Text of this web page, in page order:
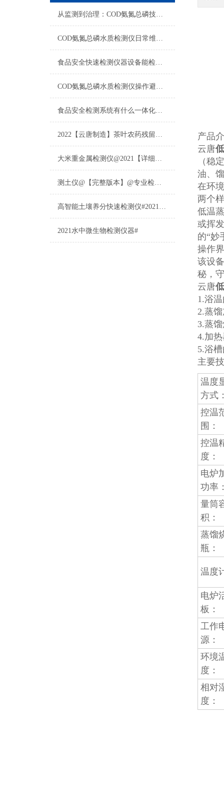
从监测到治理：COD氨氮总磷技术的双领域实战解析
COD氨氮总磷水质检测仪日常维护与试剂管理，降低故障率就靠这几招
食品安全快速检测仪器设备能检什么？一张表说清适用范围
COD氨氮总磷水质检测仪操作避坑指南：这几个步骤直接影响数据准确性
食品安全检测系统有什么一体化配置·2023仪器仪表推荐·山东云唐
2022【云唐制造】茶叶农药残留检测仪多少钱一台@山东云唐仪器仪表制造
大米重金属检测仪@2021【详细版本】@专业检测大米重金属仪器仪表
测土仪@【完整版本】@专业检测土壤的仪器仪表
高智能土壤养分快速检测仪#2021【土壤养分检测专用仪器仪表】
2021水中微生物检测仪器#
产品
云唐
（稳
油、
在环
两个
低温
或挥
的“妙
操作
该设
秘，
云唐
1.浴
2.蒸
3.蒸
4.加
5.浴
主要
温度
方式
控温
围：
控温
度：
电炉
功率
量筒
积：
蒸馏
瓶：
温度
电炉
板：
工作
源：
环境
度：
相对
度：